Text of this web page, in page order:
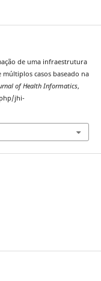
de uma infraestrutura
casos baseado na
of Health Informatics,
jhi-